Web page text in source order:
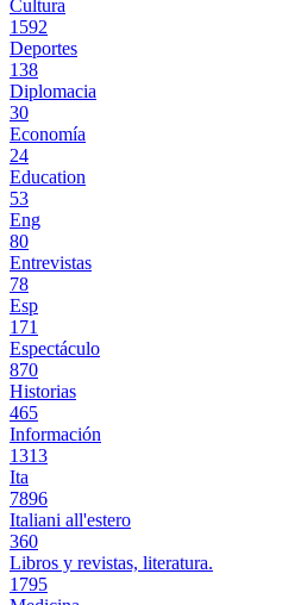
Cultura
1592
Deportes
138
Diplomacia
30
Economía
24
Education
53
Eng
80
Entrevistas
78
Esp
171
Espectáculo
870
Historias
465
Información
1313
Ita
7896
Italiani all'estero
360
Libros y revistas, literatura.
1795